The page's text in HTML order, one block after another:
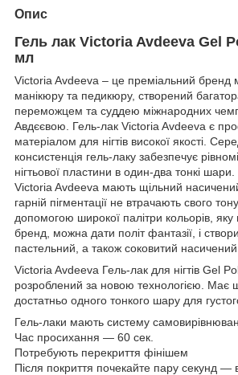
Опис
Гель лак Victoria Avdeeva Gel
мл
Victoria Avdeeva – це преміальний бренд
манікюру та педикюру, створений
переможцем та суддею міжнародних
Авдєєвою. Гель-лак Victoria Avdeeva є
матеріалом для нігтів високої якості.
консистенція гель-лаку забезпечує
нігтьової пластини в один-два тонкі шари.
Victoria Avdeeva мають щільний насичений
гарній пігментації не втрачають свого
допомогою широкої палітри кольорів,
бренд, можна дати політ фантазії, і
пастельний, а також соковитий
Victoria Avdeeva Гель-лак для нігтів Gel
розроблений за новою технологією. Має
достатньо одного тонкого шару для
Гель-лаки мають систему
Час просихання ― 60 сек.
Потребують перекриття фінішем
Після покриття почекайте пару секунд ―